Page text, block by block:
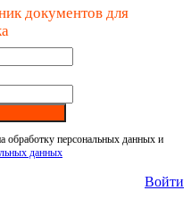
документов для
обработку персональных данных и
данных
Войти